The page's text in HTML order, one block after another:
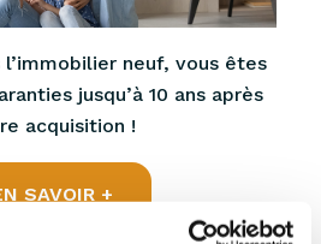
l’immobilier neuf, vous êtes
jusqu’à 10 ans après
acquisition !
SAVOIR +